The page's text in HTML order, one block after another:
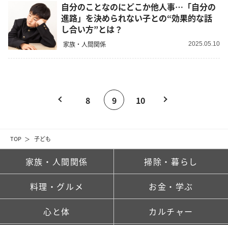
TOP 子ども
自分のことなのにどこか他人事…「自分の
進路」を決められない子との“効果的な話
し合い方”とは？
家族・人間関係 2025.05.10
8 9 10
家族・人間関係 掃除・暮らし
料理・グルメ お金・学ぶ
心と体 カルチャー